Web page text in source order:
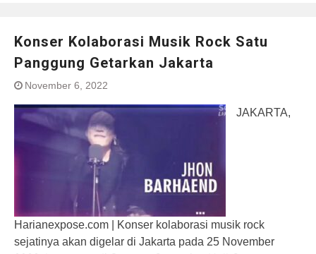
Konser Kolaborasi Musik Rock Satu
Panggung Getarkan Jakarta
November 6, 2022
JAKARTA,
Harianexpose.com | Konser kolaborasi musik rock
sejatinya akan digelar di Jakarta pada 25 November